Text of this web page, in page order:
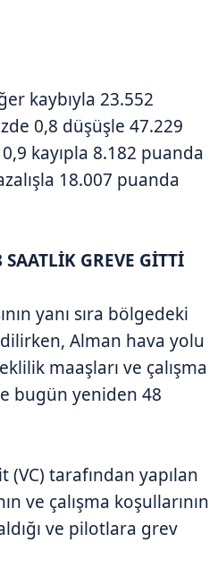
kaybıyla 23.552
0,8 düşüşle 47.229
kayıpla 8.182 puanda
18.007 puanda
GREVE GİTTİ
yanı sıra bölgedeki
Alman hava yolu
maaşları ve çalışma
bugün yeniden 48
tarafından yapılan
ve çalışma koşullarının
ve pilotlara grev